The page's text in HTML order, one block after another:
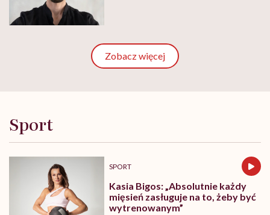
Zobacz więcej
Sport
SPORT
Kasia Bigos: „Absolutnie każdy
mięsień zasługuje na to, żeby być
wytrenowanym”